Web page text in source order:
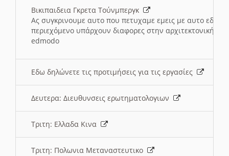
Βικιπαιδεια Γκρετα Τούνμπεργκ
Ας συγκρινουμε αυτο που πετυχαμε εμεις με αυτο εδω
περιεχόμενο υπάρχουν διαφορες στην αρχιτεκτονική
edmodo
Εδω δηλώνετε τις προτιμήσεις για τις εργασίες
Δευτερα: Διευθυνσεις ερωτηματολογιων
Τριτη: Ελλαδα Κινα
Τριτη: Πολωνια Μεταναστευτικο